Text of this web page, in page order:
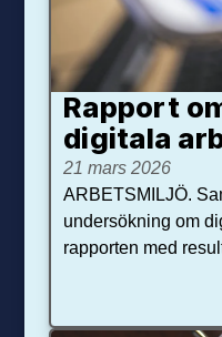
Rapport
digitala
21 mars 2026
ARBETSMILJÖ.
undersökning om
rapporten med